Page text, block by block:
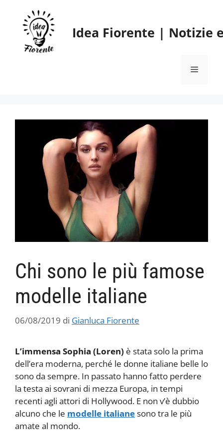
contenuto
Idea Fiorente | Notizie
Menu
Chi sono le più famose
modelle italiane
06/08/2019 di Gianluca Fiorente
L’immensa Sophia (Loren) è stata solo la prima
dell’era moderna, perché le donne italiane belle lo
sono da sempre. In passato hanno fatto perdere
la testa ai sovrani di mezza Europa, in tempi
recenti agli attori di Hollywood. E non v’è dubbio
alcuno che le modelle italianesono tra le più
amate al mondo.